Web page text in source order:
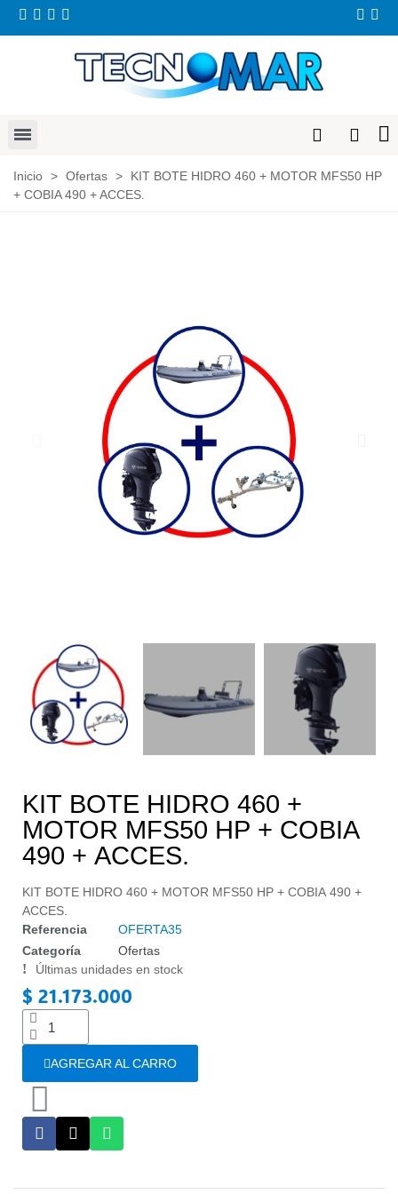
Inicio > Ofertas >
KIT BOTE HIDRO 460 + MOTOR MFS50 HP
+ COBIA 490 + ACCES.
KIT BOTE HIDRO 460 +
MOTOR MFS50 HP + COBIA
490 + ACCES.
KIT BOTE HIDRO 460 + MOTOR MFS50 HP + COBIA 490 +
ACCES.
Referencia
OFERTA35
Categoría
Ofertas
Últimas unidades en stock
$ 21.173.000
AGREGAR AL CARRO